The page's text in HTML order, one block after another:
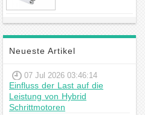
Neueste Artikel
07 Jul 2026 03:46:14
Einfluss der Last auf die
Leistung von Hybrid
Schrittmotoren